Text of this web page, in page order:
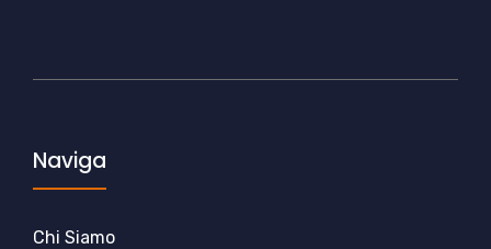
Naviga
Chi Siamo